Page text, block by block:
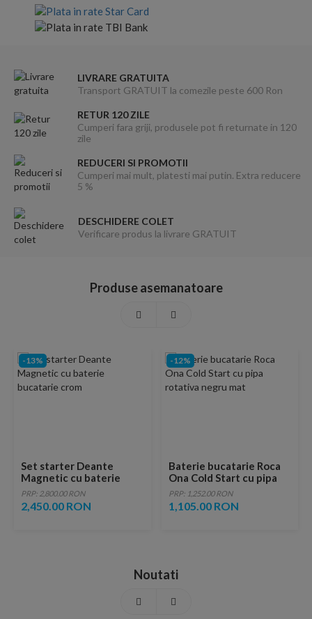
LIVRARE GRATUITA
Transport GRATUIT la comezile peste 600 Ron
RETUR 120 ZILE
Cumperi fara griji, produsele pot fi returnate in 120
zile
REDUCERI SI PROMOTII
Cumperi mai mult, platesti mai putin. Extra reducere
5 %
DESCHIDERE COLET
Verificare produs la livrare GRATUIT
Produse asemanatoare
-13%
Set starter Deante
Magnetic cu baterie
bucatarie crom
PRP: 2,800.00 RON
2,450.00 RON
-12%
Baterie bucatarie Roca
Ona Cold Start cu pipa
rotativa negru mat
PRP: 1,252.00 RON
1,105.00 RON
Noutati